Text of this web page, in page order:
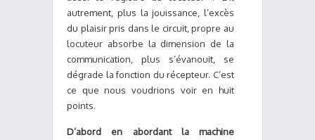
autrement, plus la jouissance, l’excès
du plaisir pris dans le circuit, propre au
locuteur absorbe la dimension de la
communication, plus s’évanouit, se
dégrade la fonction du récepteur. C’est
ce que nous voudrions voir en huit
points.
D’abord en abordant la machine